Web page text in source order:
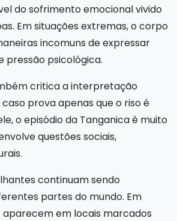
do sofrimento emocional vivido
Em situações extremas, o corpo
incomuns de expressar
pressão psicológica.
critica a interpretação
prova apenas que o riso é
o episódio da Tanganica é muito
questões sociais,
continuam sendo
partes do mundo. Em
aparecem em locais marcados